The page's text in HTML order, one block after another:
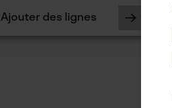
Ajouter des lignes